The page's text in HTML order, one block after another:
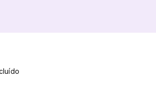
um formulário de permissão do
solicitando o formulário com